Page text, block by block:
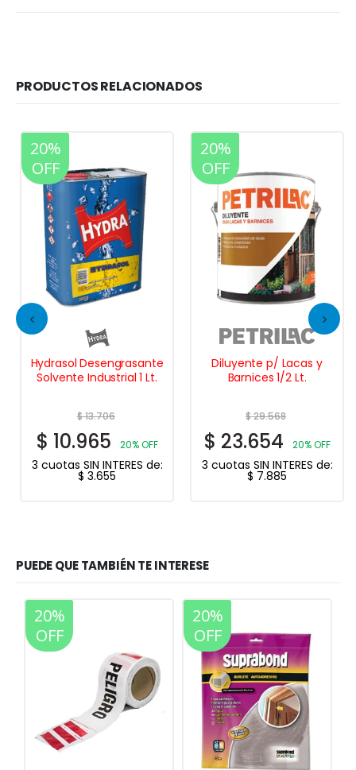
PRODUCTOS RELACIONADOS
20%
OFF
Hydrasol Desengrasante
Solvente Industrial 1 Lt.
$13.706
$ 10.965 20% OFF
3 cuotas SIN INTERES de:
$ 3.655
20%
OFF
Diluyente p/ Lacas y
Barnices 1/2 Lt.
$29.568
$ 23.654 20% OFF
3 cuotas SIN INTERES de:
$ 7.885
PUEDE QUE TAMBIÉN TE INTERESE
OFF